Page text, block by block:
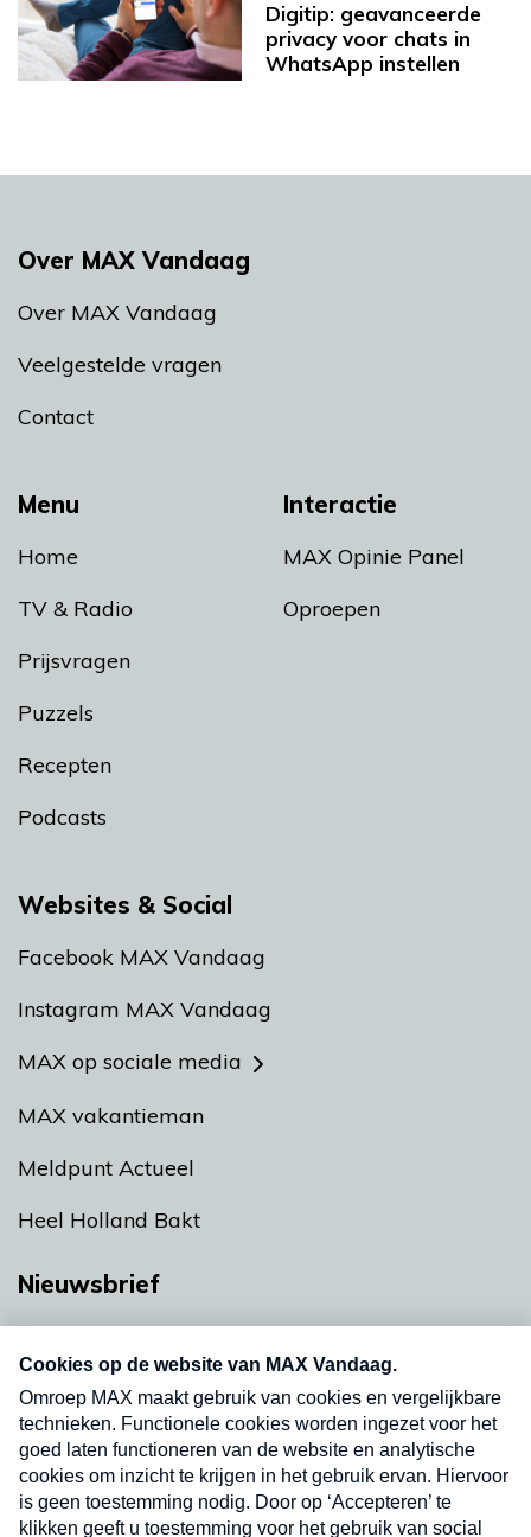
Digitip: geavanceerde
privacy voor chats in
WhatsApp instellen
Menu
Home
TV & Radio
Prijsvragen
Puzzels
Recepten
Podcasts
Interactie
MAX Opinie Panel
Oproepen
Over MAX Vandaag
Over MAX Vandaag
Veelgestelde vragen
Contact
Websites & Social
Facebook MAX Vandaag
Instagram MAX Vandaag
MAX op sociale media
MAX vakantieman
Meldpunt Actueel
Heel Holland Bakt
Nieuwsbrief
Neem hier een gratis abonnement op onze
nieuwsbrief. Elke vrijdag- en dinsdagochtend in
uw mailbox.
Verzend